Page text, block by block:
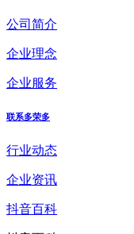
公司简介
企业理念
企业服务
联系多荣多
行业动态
企业资讯
抖音百科